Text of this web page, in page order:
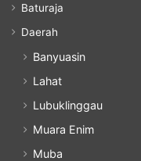
Baturaja
Daerah
Banyuasin
Lahat
Lubuklinggau
Muara Enim
Muba